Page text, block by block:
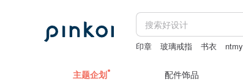
印章 玻璃戒指 书衣 ntmy
主题企划 配件饰品